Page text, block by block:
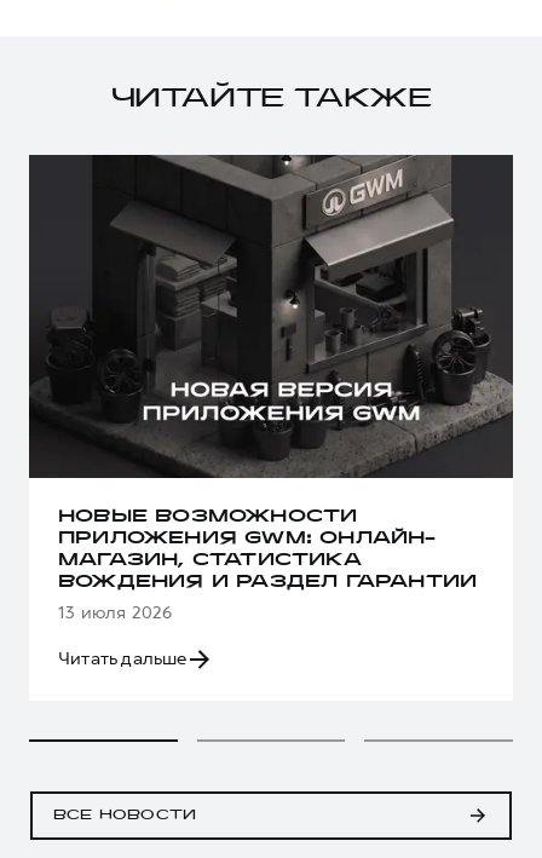
ЧИТАЙТЕ ТАКЖЕ
НОВЫЕ ВОЗМОЖНОСТИ
ПРИЛОЖЕНИЯ GWM: ОНЛАЙН-
МАГАЗИН, СТАТИСТИКА
ВОЖДЕНИЯ И РАЗДЕЛ ГАРАНТИИ
13 июля 2026
Читать дальше
ВСЕ НОВОСТИ